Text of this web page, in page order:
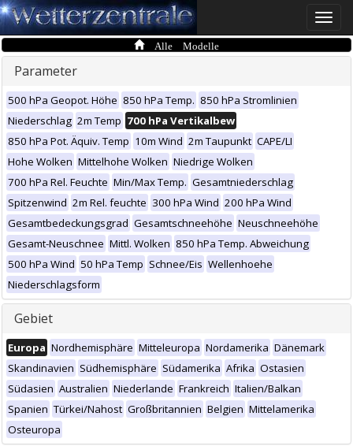
Toggle
Alle Modelle
Parameter
500 hPa Geopot. Höhe 850 hPa Temp. 850 hPa Stromlinien
Niederschlag 2m Temp 700 hPa Vertikalbew
850 hPa Pot. Äquiv. Temp 10m Wind 2m Taupunkt CAPE/LI
Hohe Wolken Mittelhohe Wolken Niedrige Wolken
700 hPa Rel. Feuchte Min/Max Temp. Gesamtniederschlag
Spitzenwind 2m Rel. feuchte 300 hPa Wind 200 hPa Wind
Gesamtbedeckungsgrad Gesamtschneehöhe Neuschneehöhe
Gesamt-Neuschnee Mittl. Wolken 850 hPa Temp. Abweichung
500 hPa Wind 50 hPa Temp Schnee/Eis Wellenhoehe
Niederschlagsform
Gebiet
Europa Nordhemisphäre Mitteleuropa Nordamerika Dänemark
Skandinavien Südhemisphäre Südamerika Afrika Ostasien
Südasien Australien Niederlande Frankreich Italien/Balkan
Spanien Türkei/Nahost Großbritannien Belgien Mittelamerika
Osteuropa